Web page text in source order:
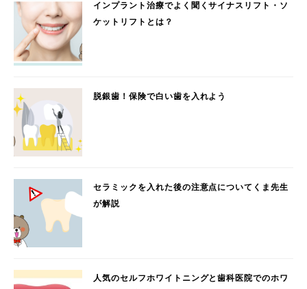
インプラント治療でよく聞くサイナスリフト・ソ
ケットリフトとは？
脱銀歯！保険で白い歯を入れよう
セラミックを入れた後の注意点についてくま先生
が解説
人気のセルフホワイトニングと歯科医院でのホワ